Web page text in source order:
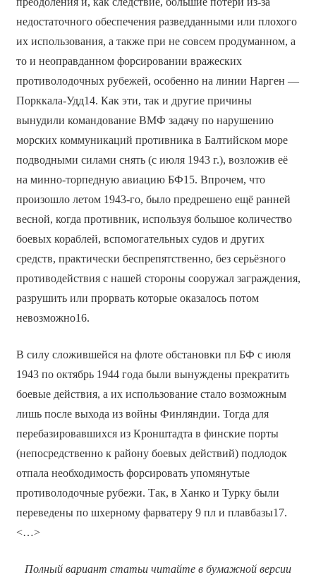
недостаточного обеспечения разведданными или плохого
их использования, а также при не совсем продуманном, а
то и неоправданном форсировании вражеских
противолодочных рубежей, особенно на линии Нарген —
Порккала-Удд14. Как эти, так и другие причины
вынудили командование ВМФ задачу по нарушению
морских коммуникаций противника в Балтийском море
подводными силами снять (с июля 1943 г.), возложив её
на минно-торпедную авиацию БФ15. Впрочем, что
произошло летом 1943-го, было предрешено ещё ранней
весной, когда противник, используя большое количество
боевых кораблей, вспомогательных судов и других
средств, практически беспрепятственно, без серьёзного
противодействия с нашей стороны сооружал заграждения,
разрушить или прорвать которые оказалось потом
невозможно16.
В силу сложившейся на флоте обстановки пл БФ с июля
1943 по октябрь 1944 года были вынуждены прекратить
боевые действия, а их использование стало возможным
лишь после выхода из войны Финляндии. Тогда для
перебазировавшихся из Кронштадта в финские порты
(непосредственно к району боевых действий) подлодок
отпала необходимость форсировать упомянутые
противолодочные рубежи. Так, в Ханко и Турку были
переведены по шхерному фарватеру 9 пл и плавбазы17.
<…>
Полный вариант статьи читайте в бумажной версии